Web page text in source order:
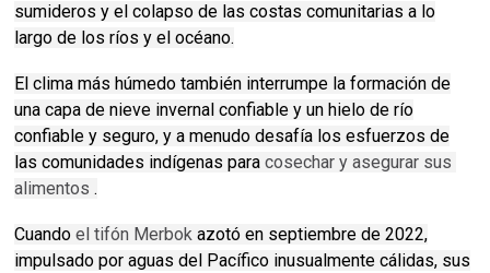
sumideros y el colapso de las costas comunitarias a lo
largo de los ríos y el océano.
El clima más húmedo también interrumpe la formación de
una capa de nieve invernal confiable y un hielo de río
confiable y seguro, y a menudo desafía los esfuerzos de
las comunidades indígenas paracosechar y asegurar sus
alimentos .
Cuandoel tifón Merbok azotó en septiembre de 2022,
impulsado por aguas del Pacífico inusualmente cálidas, sus